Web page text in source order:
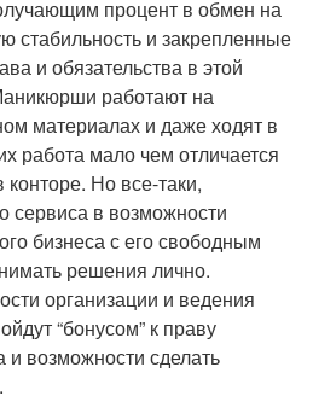
процент в обмен на
стабильность и закрепленные
и обязательства в этой
работают на
материалах и даже ходят в
работа мало чем отличается
конторе. Но все-таки,
сервиса в возможности
бизнеса с его свободным
решения лично.
организации и ведения
“бонусом” к праву
и возможности сделать